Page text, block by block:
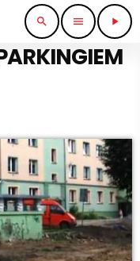
search menu play_arrow